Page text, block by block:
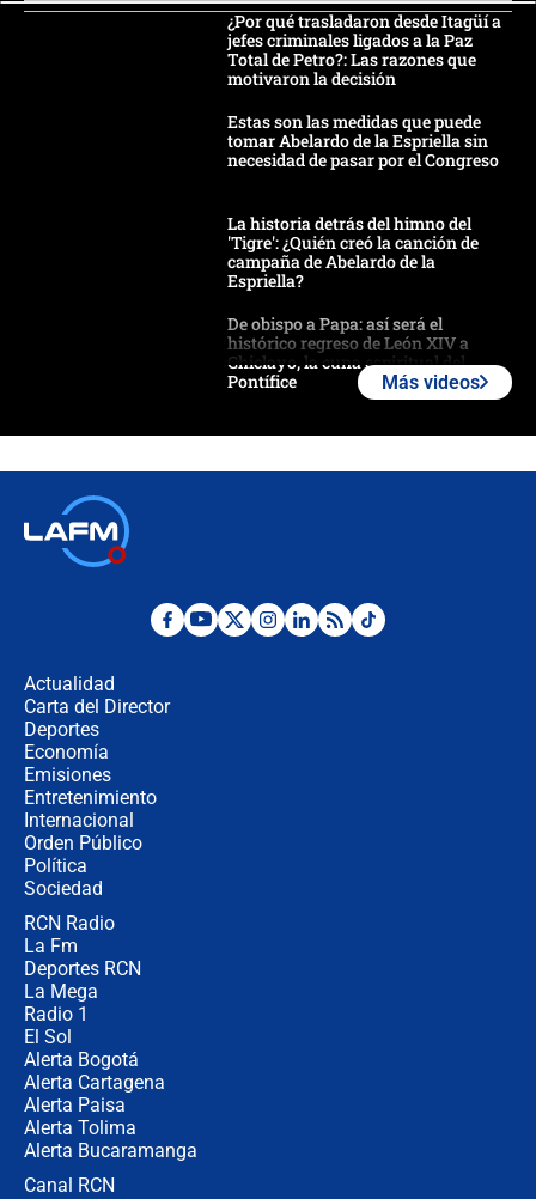
¿Por qué trasladaron desde Itagüí a
jefes criminales ligados a la Paz
Total de Petro?: Las razones que
motivaron la decisión
Estas son las medidas que puede
tomar Abelardo de la Espriella sin
necesidad de pasar por el Congreso
La historia detrás del himno del
'Tigre': ¿Quién creó la canción de
campaña de Abelardo de la
Espriella?
De obispo a Papa: así será el
histórico regreso de León XIV a
Chiclayo, la cuna espiritual del
Pontífice
¿La posesión de Abelardo De la
Más videos
Actualidad
Carta del Director
Deportes
Economía
Emisiones
Entretenimiento
Internacional
Orden Público
Política
Sociedad
RCN Radio
La Fm
Deportes RCN
La Mega
Radio 1
El Sol
Alerta Bogotá
Alerta Cartagena
Alerta Paisa
Alerta Tolima
Alerta Bucaramanga
Canal RCN